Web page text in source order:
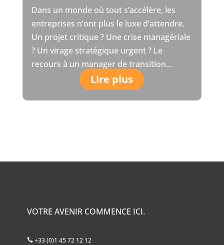
Dans un monde où tout s’accélère, les
entreprises n’ont plus le luxe d’attendre.
Un projet critique ? Une crise managériale
? Un virage stratégique urgent ? Le
recours à un manager de transition...
Lire plus
VOTRE AVENIR COMMENCE ICI.
+33 (0)1 45 72 12 12